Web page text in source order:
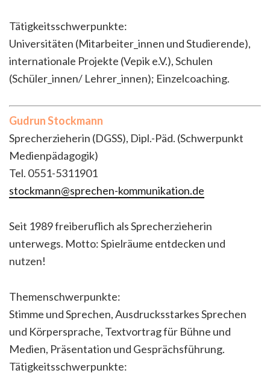
Tätigkeitsschwerpunkte:
Universitäten (Mitarbeiter_innen und Studierende),
internationale Projekte (Vepik e.V.), Schulen
(Schüler_innen/ Lehrer_innen); Einzelcoaching.
Gudrun Stockmann
Sprecherzieherin (DGSS), Dipl.-Päd. (Schwerpunkt
Medienpädagogik)
Tel. 0551-5311901
stockmann@sprechen-kommunikation.de
Seit 1989 freiberuflich als Sprecherzieherin
unterwegs. Motto: Spielräume entdecken und
nutzen!
Themenschwerpunkte:
Stimme und Sprechen, Ausdrucksstarkes Sprechen
und Körpersprache, Textvortrag für Bühne und
Medien, Präsentation und Gesprächsführung.
Tätigkeitsschwerpunkte: